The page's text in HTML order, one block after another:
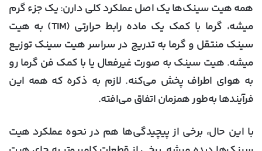
همه هیت سینک‌ها یک اصل عملکرد کلی دارن: یک جزء گرم
میشه، گرما با کمک یک ماده رابط حرارتی (TIM) به هیت
سینک منتقل و گرما به تدریج در سراسر هیت سینک توزیع
میشه. هیت سینک به صورت غیرفعال یا با کمک فن گرما رو
به هوای اطراف پخش می‌کنه. لازم به ذکره که همه این
فرآیندها به‌طور همزمان اتفاق می‌افته.
با این حال، برخی از پیچیدگی‌ها هم در نحوه عملکرد هیت